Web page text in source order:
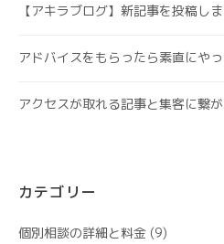
【アキラブログ】新記事を投稿し
アドバイスをもらったら素直にや
アクセスが取れる記事と集客に繋
カテゴリー
個別相談の詳細と料金 (9)